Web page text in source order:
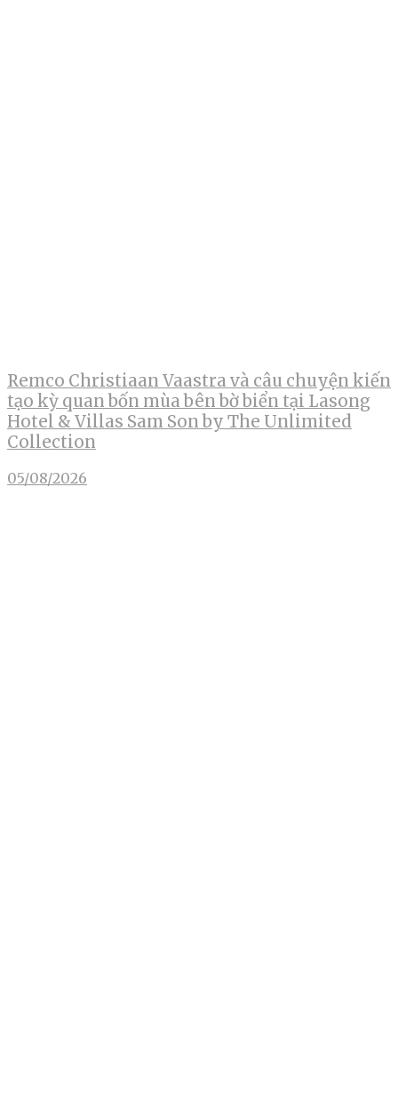
Remco Christiaan Vaastra và câu chuyện kiến
tạo kỳ quan bốn mùa bên bờ biển tại Lasong
Hotel & Villas Sam Son by The Unlimited
Collection
05/08/2026